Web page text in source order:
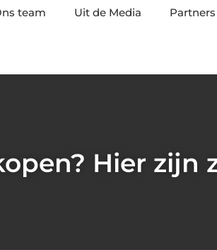
team Uit de Media Partners
Hier zijn